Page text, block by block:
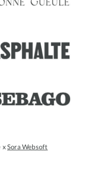
xSora Websoft